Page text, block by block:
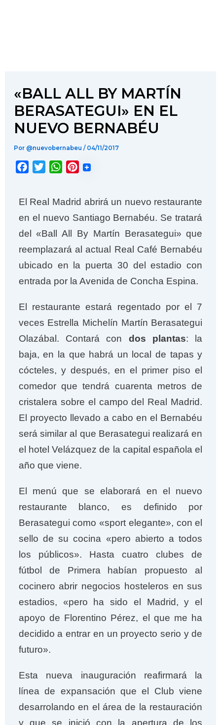
«BALL ALL BY MARTÍN
BERASATEGUI» EN EL
NUEVO BERNABÉU
Por @nuevobernabeu / 04/11/2017
e
b
o
t
t
e
r
W
t
s
A
P
t
e
r
e
t
El Real Madrid abrirá un nuevo restaurante
en el nuevo Santiago Bernabéu. Se tratará
del «Ball All By Martín Berasategui» que
reemplazará al actual Real Café Bernabéu
ubicado en la puerta 30 del estadio con
entrada por la Avenida de Concha Espina.
El restaurante estará regentado por el 7
veces Estrella Michelín Martín Berasategui
Olazábal. Contará con dos plantas: la
baja, en la que habrá un local de tapas y
cócteles, y después, en el primer piso el
comedor que tendrá cuarenta metros de
cristalera sobre el campo del Real Madrid.
El proyecto llevado a cabo en el Bernabéu
será similar al que Berasategui realizará en
el hotel Velázquez de la capital española el
año que viene.
El menú que se elaborará en el nuevo
restaurante blanco, es definido por
Berasategui como «sport elegante», con el
sello de su cocina «pero abierto a todos
los públicos». Hasta cuatro clubes de
fútbol de Primera habían propuesto al
cocinero abrir negocios hosteleros en sus
estadios, «pero ha sido el Madrid, y el
apoyo de Florentino Pérez, el que me ha
decidido a entrar en un proyecto serio y de
futuro».
Esta nueva inauguración reafirmará la
línea de expansación que el Club viene
desarrolando en el área de la restauración
y que se inició con la apertura de los